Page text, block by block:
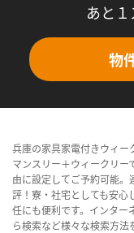
あと
物
兵庫の家具家電付きウィー
マンスリー＋ウィークリー
由に設定してご予約可能
評！寮・社宅としても安心
任にも便利です。インター
ら検索など様々な検索方法